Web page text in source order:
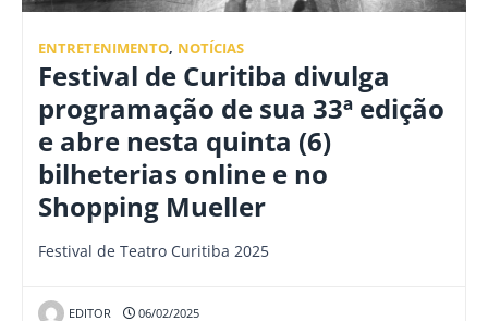
ENTRETENIMENTO, NOTÍCIAS
Festival de Curitiba divulga
programação de sua 33ª edição
e abre nesta quinta (6)
bilheterias online e no
Shopping Mueller
Festival de Teatro Curitiba 2025
EDITOR 06/02/2025